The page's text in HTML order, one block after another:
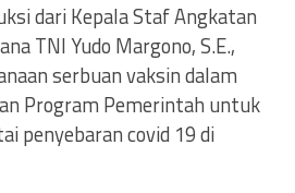
dari Kepala Staf Angkatan
TNI Yudo Margono, S.E.,
serbuan vaksin dalam
Program Pemerintah untuk
penyebaran covid 19 di